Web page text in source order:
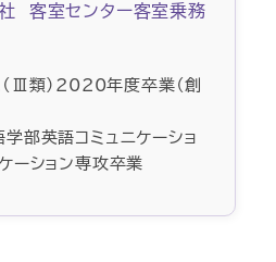
客室センター客室乗務
Ⅲ類）2020年度卒業（創
部英語コミュニケーショ
ーション専攻卒業